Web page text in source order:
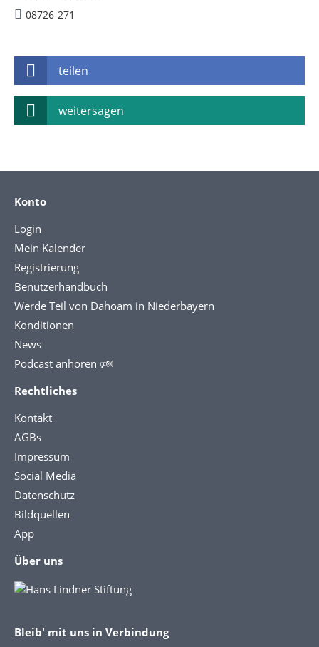
08726-271
teilen
weitersagen
Konto
Login
Mein Kalender
Registrierung
Benutzerhandbuch
Werde Teil von Dahoam in Niederbayern
Konditionen
News
Podcast anhören 🕬
Rechtliches
Kontakt
AGBs
Impressum
Social Media
Datenschutz
Bildquellen
App
Über uns
Bleib' mit uns in Verbindung